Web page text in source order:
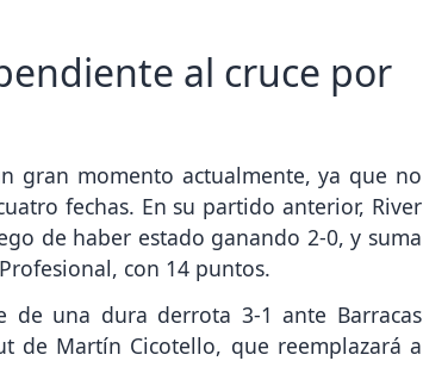
al cruce por
gran momento actualmente, ya que no
fechas. En su partido anterior, River
de haber estado ganando 2-0, y suma
con 14 puntos.
de una dura derrota 3-1 ante Barracas
de Martín Cicotello, que reemplazará a